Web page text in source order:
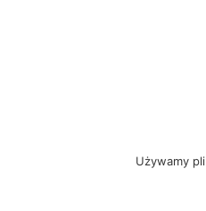
Używamy